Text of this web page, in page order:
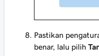
Pastikan
benar, lalu pilih